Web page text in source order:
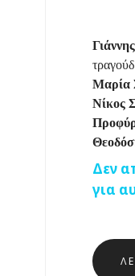
Μαρία
Νίκος
Δεν
για